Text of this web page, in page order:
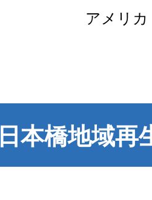
アメリ
日本橋地域